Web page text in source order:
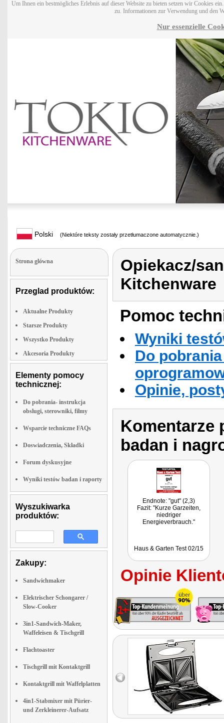
Um Ihnen ein bestmögliches Erlebnis auf dieser Website zu bieten setzen wir Cookies
zu. Informationen zur Verwendung und den
Nur essenzielle
Polski (Niektóre teksty zostały przetłumaczone automatycznie.)
Strona glówna
Przeglad produktów:
Aktualne Produkty
Starsze Produkty
Wszystko Produkty
Akcesoria Produkty
Elementy pomocy
technicznej:
Do pobrania- instrukcja
obslugi, sterowniki, filmy
Wsparcie techniczne FAQs
Doswiadczenia, Składki
Forum dyskusyjne
Wyniki testów badan i raporty
Wyszukiwarka
produktów:
Zakupy:
Sandwichmaker
Elektrischer Schongarer /
Slow-Cooker
3in1-Sandwich-Maker,
Waffeleisen & Tischgrill
Flachtoaster
Tischgrill mit Kontaktgrill
Kontaktgrill mit Waffelplatten
4in1-Stabmixer mit Pürier-
und Zerkleinerer-Aufsatz
Opiekacz/
Kitchenware
Pomoc
Wyniki
Do
Opinie,
Komentarze
badan i
Endnote: "gut" (2,3)
Fazit: "Kurze Garzeiten,
niedriger
Energieverbrauch."
Haus & Garten Test 02/15
Opinie